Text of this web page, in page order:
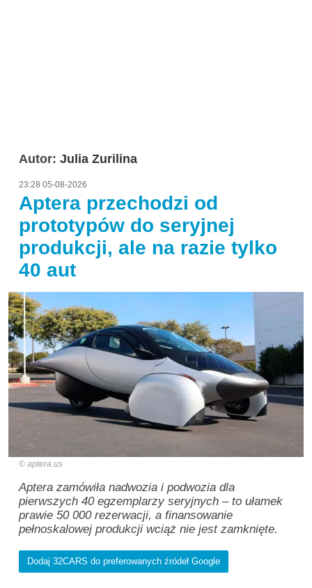
Autor: Julia Zurilina
23:28 05-08-2026
Aptera przechodzi od
prototypów do seryjnej
produkcji, ale na razie tylko
40 aut
aptera.us
Aptera zamówiła nadwozia i podwozia dla
pierwszych 40 egzemplarzy seryjnych – to ułamek
prawie 50 000 rezerwacji, a finansowanie
pełnoskalowej produkcji wciąż nie jest zamknięte.
Dodaj 32CARS do preferowanych źródeł Google